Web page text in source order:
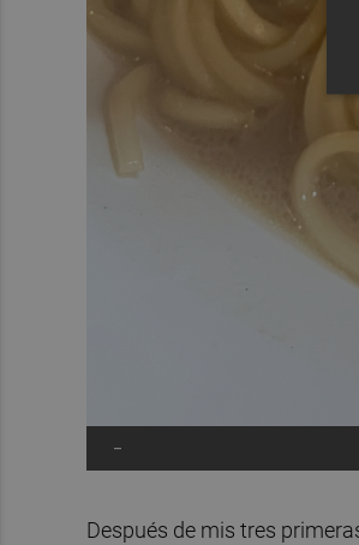
-
Después de mis tres